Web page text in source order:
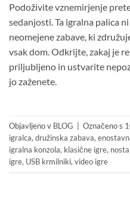
Podoživite vznemirjenje
sedanjosti. Ta igralna palica
neomejene zabave, ki
vsak dom. Odkrijte, zakaj je
priljubljeno in ustvarite
jo zaženete.
Objavljeno v BLOG Označeno s
igralca, družinska zabava,
igralna konzola, klasične igre,
igre, USB krmilniki, video igre